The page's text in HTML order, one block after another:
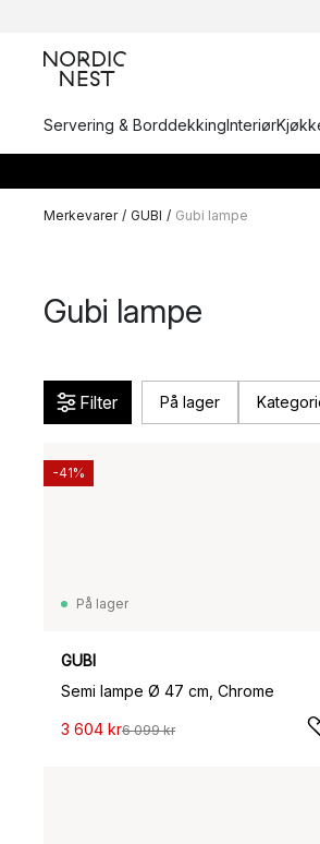
Servering & BorddekkingInteriør
Merkevarer / GUBI / Gubi lampe
Gubi lampe
Filter På lager
På lager
GUBI
Semi lampe Ø 47 cm, Chrome
3 604 kr6 099 kr
-41%